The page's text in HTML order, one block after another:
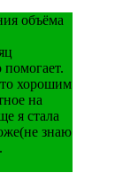
объёма
помогает.
хорошим
на
я стала
знаю